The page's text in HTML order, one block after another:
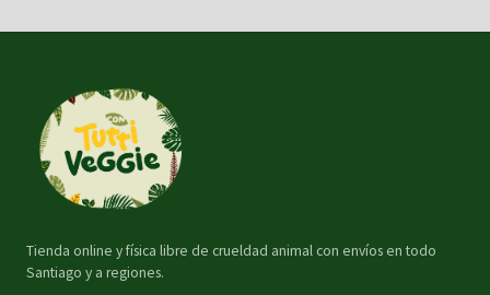
Tienda online y física libre de crueldad animal con envíos en todo
Santiago y a regiones.